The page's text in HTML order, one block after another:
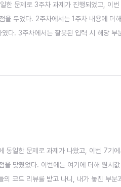
한 문제로 3주차 과제가 진행되었고, 이
었다. 2주차에서는 1주차 내용에 더해
다. 3주차에서는 잘못된 입력 시 해당 부
동일한 문제로 과제가 나왔고, 이번 7기
췄었다. 이번에는 여기에 더해 원시값
코드 리뷰를 받고 나니, 내가 놓친 부분